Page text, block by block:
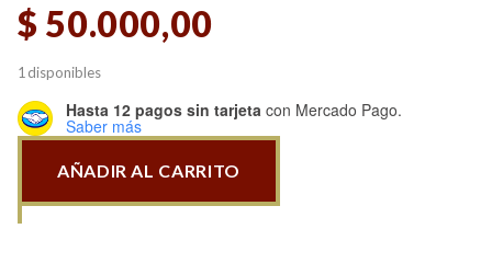
$ 50.000,00
1 disponibles
Hasta 12 pagos sin tarjeta con Mercado Pago.
Saber más
1945
AÑADIR AL CARRITO